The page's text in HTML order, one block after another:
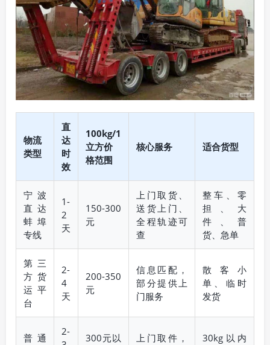
物流
类型
直
达
时
效
100kg/1
立方价
格范围
核心服务 适合货型
宁波
直达
蚌埠
专线
1-
2
天
150-300
元
上门取货、
送货上门、
全程轨迹可
查
整车、零
担、大
件、普
货、急单
第三
方货
运平
台
2-
4
天
200-350
元
信息匹配，
部分提供上
门服务
散客小
单、临时
发货
普通
2-
300元以
上门取件，
30kg以内